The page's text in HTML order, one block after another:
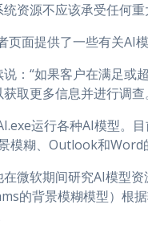
资源不应该承受任何重
面提供了一些有关AI模
：“如果客户在满足或
取更多信息并进行调
运行各种AI模型。
模糊、Outlook和Word
微软期间研究AI模型
的背景模糊模型）根